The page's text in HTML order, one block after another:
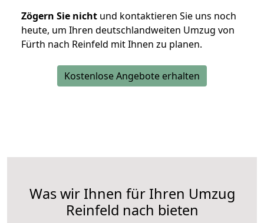
Zögern Sie nicht und kontaktieren Sie uns noch
heute, um Ihren deutschlandweiten Umzug von
Fürth nach Reinfeld mit Ihnen zu planen.
Kostenlose Angebote erhalten
Was wir Ihnen für Ihren Umzug
Reinfeld nach bieten